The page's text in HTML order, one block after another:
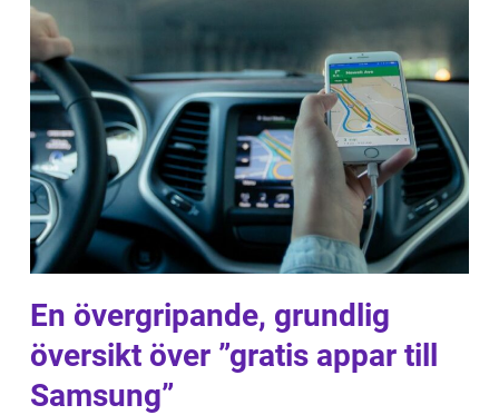
En övergripande, grundlig
översikt över ”gratis appar till
Samsung”